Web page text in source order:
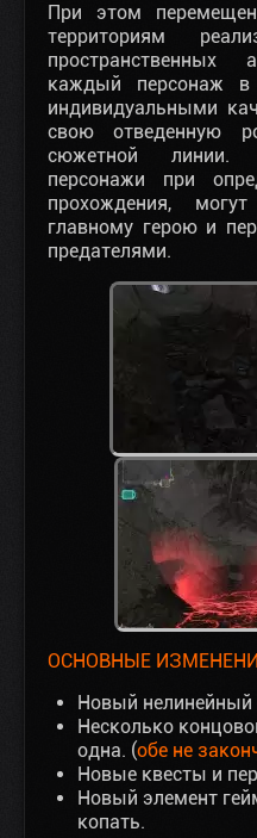
При этом
территориям
пространственных
каждый персонаж в
индивидуальными
свою отведенную
сюжетной линии.
персонажи при
прохождения,
главному герою и
предателями.
ОСНОВНЫЕ
Новый
Несколько
одна. (обе не
Новые квесты и
Новый элемент
копать.